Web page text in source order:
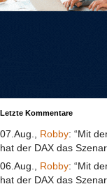
Letzte Kommentare
07.Aug., Robby: “Mit
hat der DAX das
06.Aug., Robby: “Mit
hat der DAX das